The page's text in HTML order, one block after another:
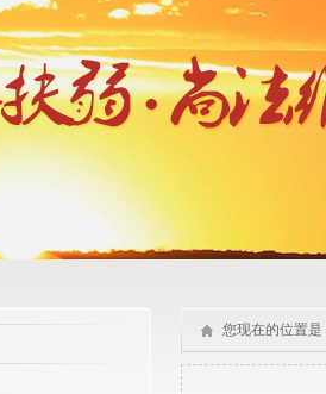
您现在的位置是